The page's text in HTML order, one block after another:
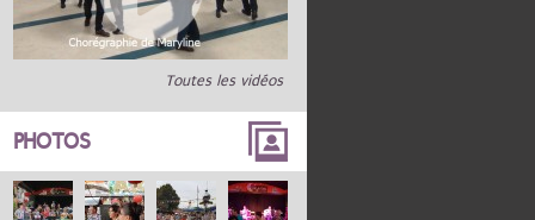
Toutes les vidéos
PHOTOS